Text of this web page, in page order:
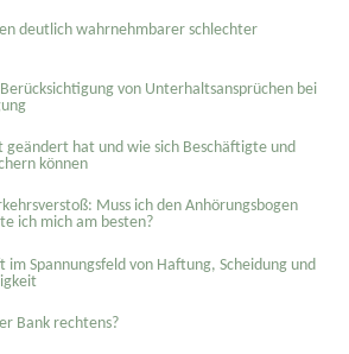
deutlich wahrnehmbarer schlechter
von Unterhaltsansprüchen bei
geändert hat und wie sich Beschäftigte und
können
Muss ich den Anhörungsbogen
ich mich am besten?
im Spannungsfeld von Haftung, Scheidung und
Bank rechtens?